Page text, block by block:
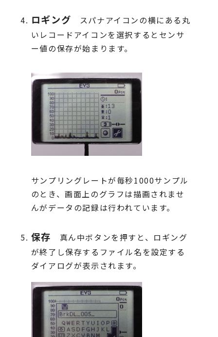
ロギング スパナアイコンの横にある丸
いレコードアイコンを選択するとセンサ
ー値の保存が始まります。
サンプリングレートが毎秒1000サンプル
のとき、画面上のグラフは描画されませ
んがデータの記録は行われています。
保存 真ん中ボタンを押すと、ロギング
が終了し保存するファイル名を設定する
ダイアログが表示されます。